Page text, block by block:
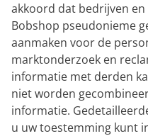
SCOTT
Hoodie Defined
€ 79,95
akkoord dat bedrijven
Bobshop pseudonieme
aanmaken voor de
marktonderzoek en
informatie met derden
niet worden
informatie.
u uw toestemming kunt